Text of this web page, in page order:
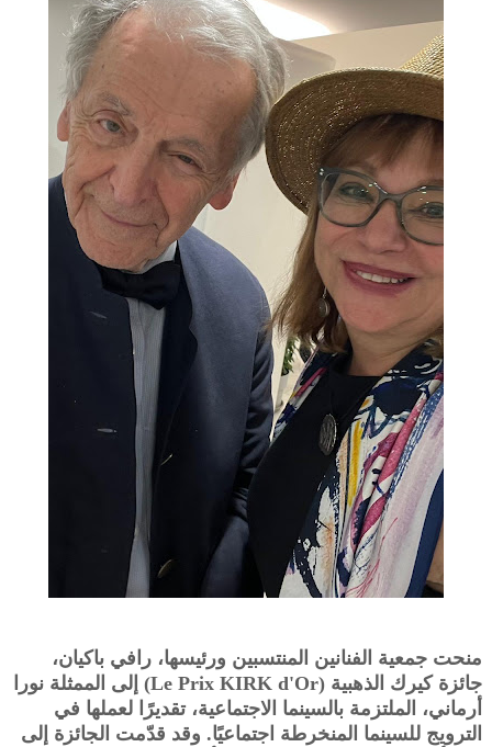
منحت جمعية الفنانين المنتسبين ورئيسها، رافي باكيان،
جائزة كيرك الذهبية (Le Prix KIRK d'Or) إلى الممثلة نورا
أرماني، الملتزمة بالسينما الاجتماعية، تقديرًا لعملها في
الترويج للسينما المنخرطة اجتماعيًا. وقد قدّمت الجائزة إلى